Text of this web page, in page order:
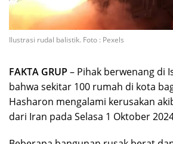
Ilustrasi rudal balistik. Foto : Pexels
FAKTA GRUP – Pihak berwenang di
bahwa sekitar 100 rumah di kota
Hasharon mengalami kerusakan
dari Iran pada Selasa 1 Oktober